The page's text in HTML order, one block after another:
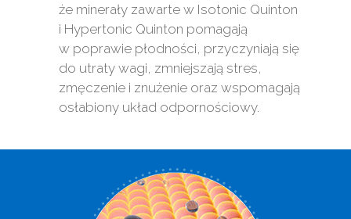
że minerały zawarte w Isotonic Quinton
i Hypertonic Quinton pomagają
w poprawie płodności, przyczyniają się
do utraty wagi, zmniejszają stres,
zmęczenie i znużenie oraz wspomagają
osłabiony układ odpornościowy.